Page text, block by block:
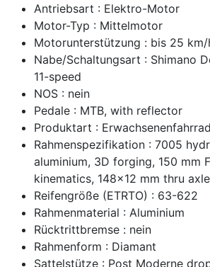
Antriebsart : Elektro-Motor
Motor-Typ : Mittelmotor
Motorunterstützung : bis 25 km/
Nabe/Schaltungsart : Shimano
11-speed
NOS : nein
Pedale : MTB, with reflector
Produktart : Erwachsenenfahrrad
Rahmenspezifikation : 7005
aluminium, 3D forging, 150 mm
kinematics, 148x12 mm thru
Reifengröße (ETRTO) : 63-622
Rahmenmaterial : Aluminium
Rücktrittbremse : nein
Rahmenform : Diamant
Sattelstütze : Post Moderne